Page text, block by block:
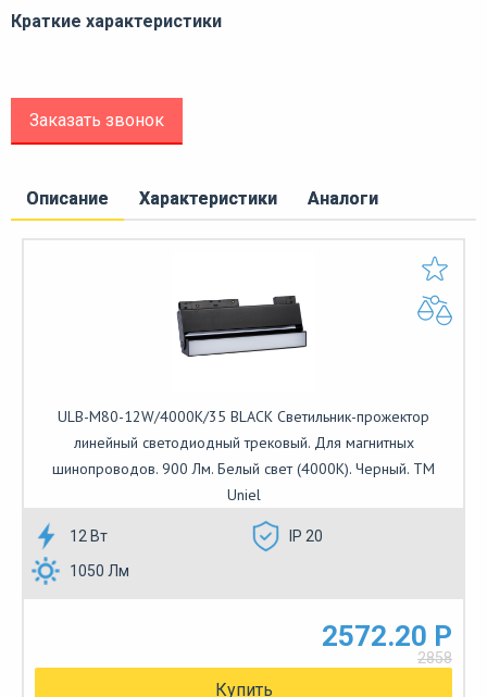
Краткие характеристики
Заказать звонок
Описание Характеристики Аналоги
ULB-M80-12W/4000K/35 BLACK Светильник-прожектор
линейный светодиодный трековый. Для магнитных
шинопроводов. 900 Лм. Белый свет (4000К). Черный. ТМ
Uniel
12 Вт
IP 20
1050 Лм
2572.20 Р
2858
Купить